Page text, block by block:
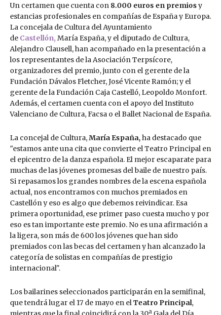
Un certamen que cuenta con 8.000 euros en premiosy
estancias profesionales en compañías de España y Europa.
La concejala de Cultura del Ayuntamiento
de Castellón, María España, y el diputado de Cultura,
Alejandro Clausell, han acompañado en la presentación a
los representantes de la Asociación Terpsícore,
organizadores del premio, junto con el gerente de la
Fundación Dávalos Fletcher, José Vicente Ramón; y el
gerente de la Fundación Caja Castelló, Leopoldo Monfort.
Además, el certamen cuenta con el apoyo del Instituto
Valenciano de Cultura, Facsa o el Ballet Nacional de España.
La concejal de Cultura,María España,ha destacado que
"estamos ante una cita que convierte el Teatro Principal en
el epicentro de la danza española. El mejor escaparate para
muchas de las jóvenes promesas del baile de nuestro país.
Si repasamos los grandes nombres de la escena española
actual, nos encontramos con muchos premiados en
Castellón y eso es algo que debemos reivindicar. Esa
primera oportunidad, ese primer paso cuesta mucho y por
eso es tan importante este premio. No es una afirmación a
la ligera, son más de 600 los jóvenes que han sido
premiados con las becas del certamen y han alcanzado la
categoría de solistas en compañías de prestigio
internacional".
Los bailarines seleccionados participarán en la semifinal,
que tendrá lugar el 17 de mayo en elTeatro Principal,